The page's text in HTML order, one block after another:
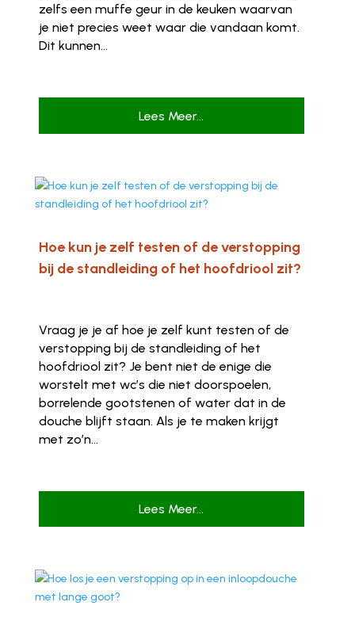
zelfs een muffe geur in de keuken waarvan
je niet precies weet waar die vandaan komt.
Dit kunnen...
Lees Meer...
Hoe kun je zelf testen of de verstopping
bij de standleiding of het hoofdriool zit?
Vraag je je af hoe je zelf kunt testen of de
verstopping bij de standleiding of het
hoofdriool zit? Je bent niet de enige die
worstelt met wc’s die niet doorspoelen,
borrelende gootstenen of water dat in de
douche blijft staan. Als je te maken krijgt
met zo’n...
Lees Meer...